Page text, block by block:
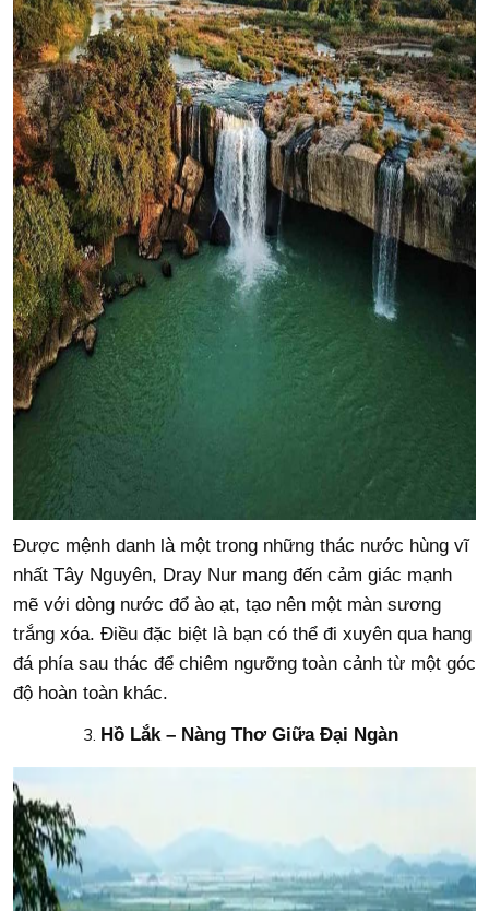
Được mệnh danh là một trong những thác nước hùng vĩ
nhất Tây Nguyên, Dray Nur mang đến cảm giác mạnh
mẽ với dòng nước đổ ào ạt, tạo nên một màn sương
trắng xóa. Điều đặc biệt là bạn có thể đi xuyên qua hang
đá phía sau thác để chiêm ngưỡng toàn cảnh từ một góc
độ hoàn toàn khác.
Hồ Lắk – Nàng Thơ Giữa Đại Ngàn